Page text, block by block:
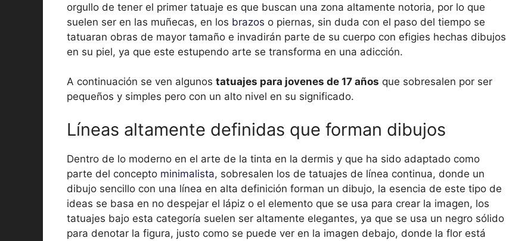
orgullo de tener el primer tatuaje es que buscan una zona altamente notoria, por lo que
suelen ser en las muñecas, en los brazos o piernas, sin duda con el paso del tiempo se
tatuaran obras de mayor tamaño e invadirán parte de su cuerpo con efigies hechas dibujos
en su piel, ya que este estupendo arte se transforma en una adicción.
A continuación se ven algunos tatuajes para jovenes de 17 años que sobresalen por ser
pequeños y simples pero con un alto nivel en su significado.
Líneas altamente definidas que forman dibujos
Dentro de lo moderno en el arte de la tinta en la dermis y que ha sido adaptado como
parte del concepto minimalista, sobresalen los de tatuajes de línea continua, donde un
dibujo sencillo con una línea en alta definición forman un dibujo, la esencia de este tipo de
ideas se basa en no despejar el lápiz o el elemento que se usa para crear la imagen, los
tatuajes bajo esta categoría suelen ser altamente elegantes, ya que se usa un negro sólido
para denotar la figura, justo como se puede ver en la imagen debajo, donde la flor está